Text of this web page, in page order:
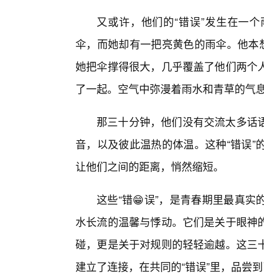
又或许，他们的“错误”发生在一
伞，而她却有一把亮黄色的雨伞。他
她把伞撑得很大，几乎覆盖了他们两
了一起。空气中弥漫着雨水和青草的气
那三十分钟，他们没有交流太多
音，以及彼此温热的体温。这种“错误
让他们之间的距离，悄然缩短。
这些“错😁误”，是青春期里最真
水长流的温馨与悸动。它们是关于眼
碰，更是关于对规则的轻轻逾越。这
建立了连接，在共同的“错误”里，品尝